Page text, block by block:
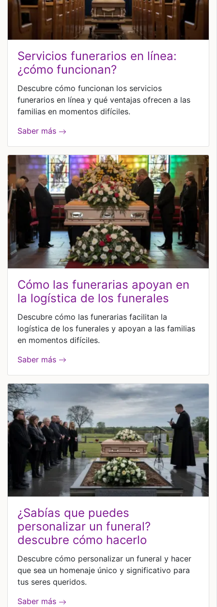
servicios funerarios en línea:
¿cómo funcionan?
Descubre cómo funcionan los servicios
funerarios en línea y qué ventajas ofrecen a las
familias en momentos difíciles.
Saber más
cómo las funerarias apoyan en
la logística de los funerales
Descubre cómo las funerarias facilitan la
logística de los funerales y apoyan a las familias
en momentos difíciles.
Saber más
¿sabías que puedes
personalizar un funeral?
descubre cómo hacerlo
Descubre cómo personalizar un funeral y hacer
que sea un homenaje único y significativo para
tus seres queridos.
Saber más